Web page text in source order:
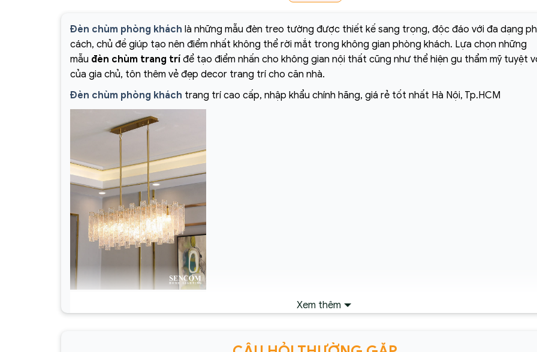
Đèn chùm phòng khách là những mẫu đèn treo tường được thiết kế sang trọng, độc đáo với đa dạng
cách, chủ đề giúp tạo nên điểm nhất không thể rời mắt trong không gian phòng khách. Lựa chọn những
mẫu đèn chùm trang trí để tạo điểm nhấn cho không gian nội thất cũng như thể hiện gu thẩm mỹ tuyệt
của gia chủ, tôn thêm vẻ đẹp decor trang trí cho căn nhà.
Đèn chùm phòng khách trang trí cao cấp, nhập khẩu chính hãng, giá rẻ tốt nhất Hà Nội, Tp.HCM
HĐ12(5)
Xem thêm